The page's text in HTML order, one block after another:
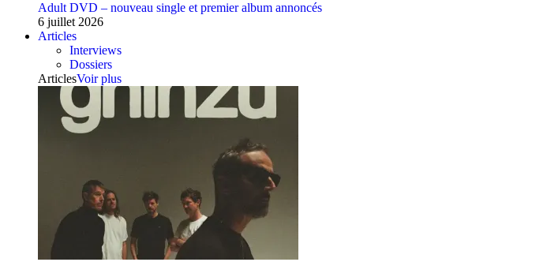
Adult DVD – nouveau single et premier album annoncés
6 juillet 2026
Articles
Interviews
Dossiers
ArticlesVoir plus